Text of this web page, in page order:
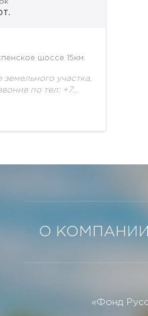
шоссе 15км.
участка,
по тел: +7
О КОМПАНИИ
«Фонд